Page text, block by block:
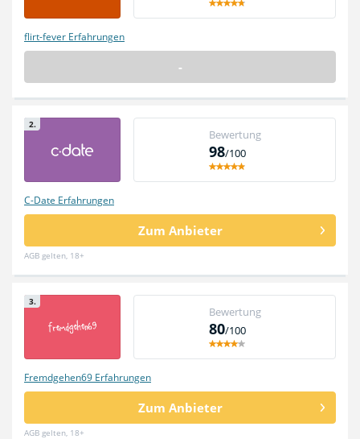
flirt-fever Erfahrungen
-
2.
Bewertung
98/100
C-Date Erfahrungen
Zum Anbieter
AGB gelten, 18+
3.
Bewertung
80/100
Fremdgehen69 Erfahrungen
Zum Anbieter
AGB gelten, 18+